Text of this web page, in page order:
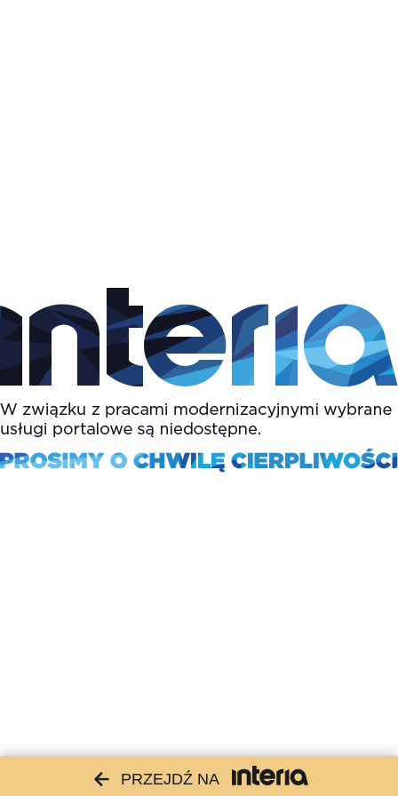
PRZEJDŹ NA